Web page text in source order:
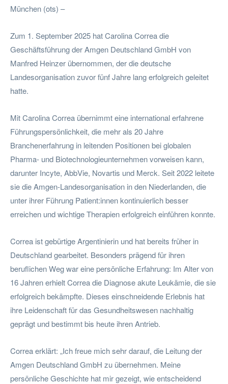
München (ots) –
Zum 1. September 2025 hat Carolina Correa die
Geschäftsführung der Amgen Deutschland GmbH von
Manfred Heinzer übernommen, der die deutsche
Landesorganisation zuvor fünf Jahre lang erfolgreich geleitet
hatte.
Mit Carolina Correa übernimmt eine international erfahrene
Führungspersönlichkeit, die mehr als 20 Jahre
Branchenerfahrung in leitenden Positionen bei globalen
Pharma- und Biotechnologieunternehmen vorweisen kann,
darunter Incyte, AbbVie, Novartis und Merck. Seit 2022 leitete
sie die Amgen-Landesorganisation in den Niederlanden, die
unter ihrer Führung Patient:innen kontinuierlich besser
erreichen und wichtige Therapien erfolgreich einführen konnte.
Correa ist gebürtige Argentinierin und hat bereits früher in
Deutschland gearbeitet. Besonders prägend für ihren
beruflichen Weg war eine persönliche Erfahrung: Im Alter von
16 Jahren erhielt Correa die Diagnose akute Leukämie, die sie
erfolgreich bekämpfte. Dieses einschneidende Erlebnis hat
ihre Leidenschaft für das Gesundheitswesen nachhaltig
geprägt und bestimmt bis heute ihren Antrieb.
Correa erklärt: „Ich freue mich sehr darauf, die Leitung der
Amgen Deutschland GmbH zu übernehmen. Meine
persönliche Geschichte hat mir gezeigt, wie entscheidend